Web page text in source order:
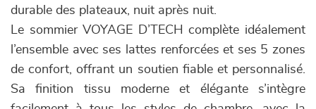
durable des plateaux, nuit après nuit.
Le sommier VOYAGE D’TECH complète idéalement
l’ensemble avec ses lattes renforcées et ses 5 zones
de confort, offrant un soutien fiable et personnalisé.
Sa finition tissu moderne et élégante s’intègre